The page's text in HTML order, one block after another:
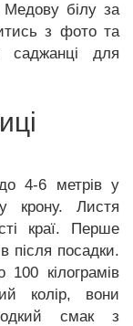
білу за
з фото та
саджанці для
4-6 метрів у
крону. Листя
краї. Перше
після посадки.
кілограмів
колір, вони
смак з